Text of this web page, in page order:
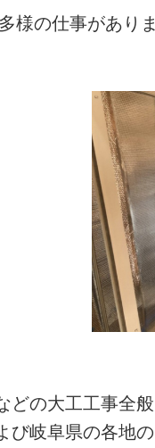
様の仕事があり
の大工工事全
岐阜県の各地の